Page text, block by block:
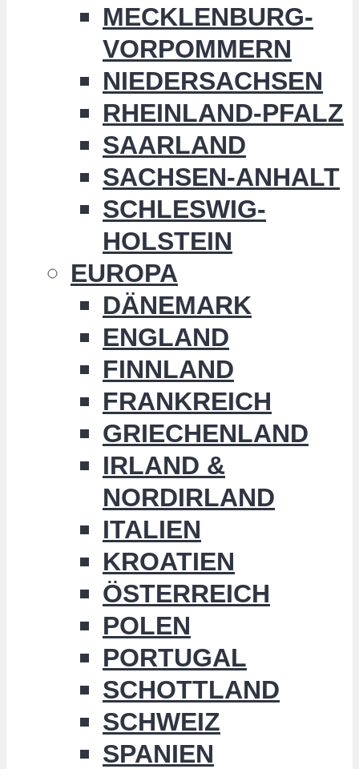
MECKLENBURG-
VORPOMMERN
NIEDERSACHSEN
RHEINLAND-PFALZ
SAARLAND
SACHSEN-ANHALT
SCHLESWIG-
HOLSTEIN
EUROPA
DÄNEMARK
ENGLAND
FINNLAND
FRANKREICH
GRIECHENLAND
IRLAND &
NORDIRLAND
ITALIEN
KROATIEN
ÖSTERREICH
POLEN
PORTUGAL
SCHOTTLAND
SCHWEIZ
SPANIEN